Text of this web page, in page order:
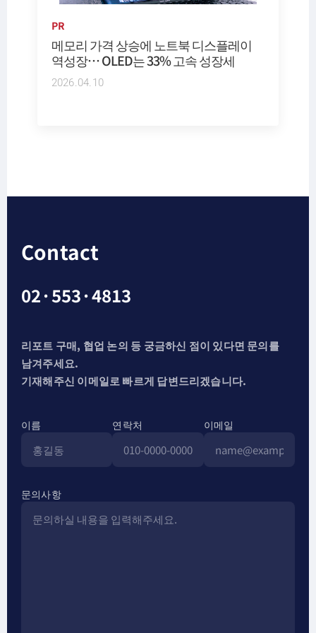
PR
메모리 가격 상승에 노트북 디스플레이
역성장… OLED는 33% 고속 성장세
2026.04.10
Contact
02·553·4813
리포트 구매, 협업 논의 등 궁금하신 점이 있다면 문의를
남겨주세요.
기재해주신 이메일로 빠르게 답변드리겠습니다.
이름 연락처 이메일
문의사항